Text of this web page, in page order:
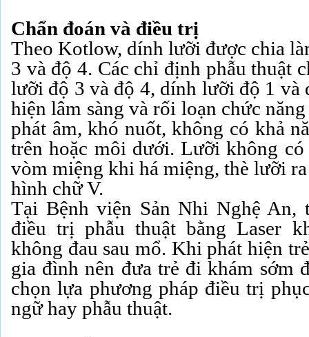
Chẩn đoán và điều trị
Theo Kotlow, dính lưỡi được chia
3 và độ 4. Các chỉ định phẫu thuật
lưỡi độ 3 và độ 4, dính lưỡi độ 1 và
hiện lâm sàng và rối loạn chức
phát âm, khó nuốt, không có khả
trên hoặc môi dưới. Lưỡi không có
vòm miệng khi há miệng, thè lưỡi
hình chữ V.
Tại Bệnh viện Sản Nhi Nghệ
điều trị phẫu thuật bằng Laser
không đau sau mổ. Khi phát hiện
gia đình nên đưa trẻ đi khám sớm
chọn lựa phương pháp điều trị
ngữ hay phẫu thuật.